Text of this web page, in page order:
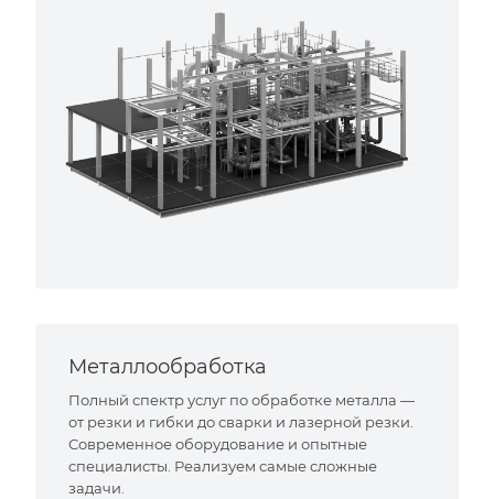
Металлообработка
Полный спектр услуг по обработке металла —
от резки и гибки до сварки и лазерной резки.
Современное оборудование и опытные
специалисты. Реализуем самые сложные
задачи.